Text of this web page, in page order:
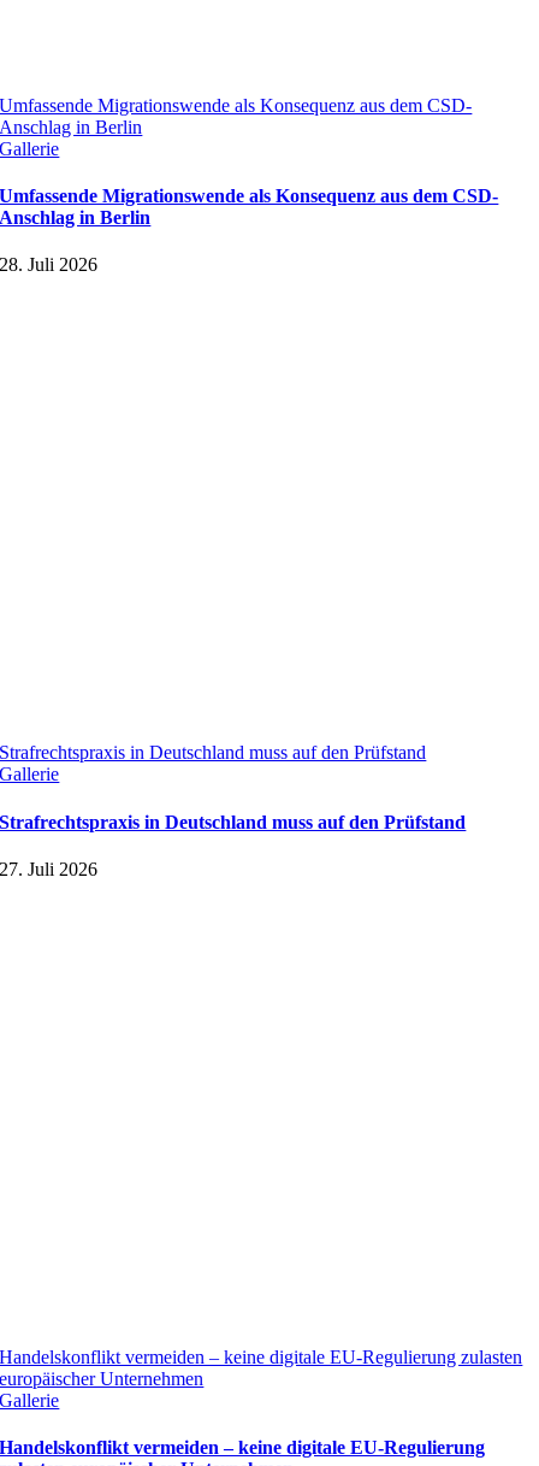
Umfassende Migrationswende als Konsequenz aus dem CSD-
Anschlag in Berlin
Gallerie
Umfassende Migrationswende als Konsequenz aus dem CSD-
Anschlag in Berlin
28. Juli 2026
Strafrechtspraxis in Deutschland muss auf den Prüfstand
Gallerie
Strafrechtspraxis in Deutschland muss auf den Prüfstand
27. Juli 2026
Handelskonflikt vermeiden – keine digitale EU-Regulierung zulasten
europäischer Unternehmen
Gallerie
Handelskonflikt vermeiden – keine digitale EU-Regulierung